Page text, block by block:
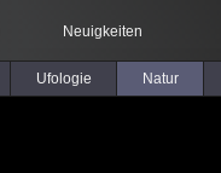
Neuigkeiten
Ufologie Natur